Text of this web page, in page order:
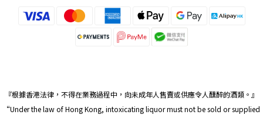
『根據香港法律，不得在業務過程中，向未成年人售賣或供應令人醺醉的酒類。』
“Under the law of Hong Kong, intoxicating liquor must not be sold or supplied